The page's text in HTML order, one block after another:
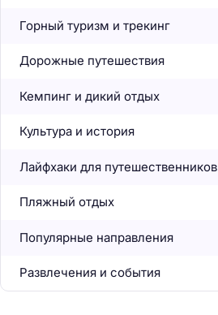
Горный туризм и трекинг
Дорожные путешествия
Кемпинг и дикий отдых
Культура и история
Лайфхаки для путешественников
Пляжный отдых
Популярные направления
Развлечения и события